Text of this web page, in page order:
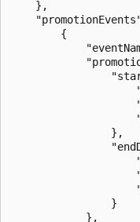
    },
        {
                },
                }
            },